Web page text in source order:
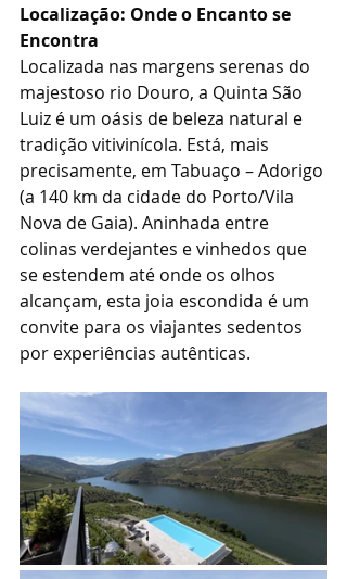
Localização: Onde o Encanto se
Encontra
Localizada nas margens serenas do
majestoso rio Douro, a Quinta São
Luiz é um oásis de beleza natural e
tradição vitivinícola. Está, mais
precisamente, em Tabuaço – Adorigo
(a 140 km da cidade do Porto/Vila
Nova de Gaia). Aninhada entre
colinas verdejantes e vinhedos que
se estendem até onde os olhos
alcançam, esta joia escondida é um
convite para os viajantes sedentos
por experiências autênticas.